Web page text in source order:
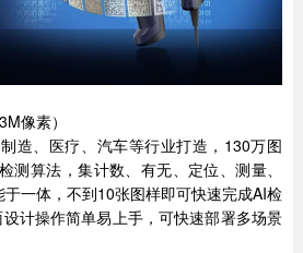
像素）
造、医疗、汽车等行业打造，130万图
测算法，集计数、有无、定位、测量、
一体，不到10张图样即可快速完成AI检
计操作简单易上手，可快速部署多场景